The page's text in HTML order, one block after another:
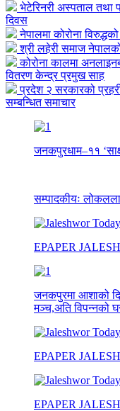
भेटेरिनरी अस्पताल तथा
दिवस
नेपालमा कोरोना
श्री लहेरी समाज
कोरोना कालमा
वितरण केन्द्र प्रमुख साह
प्रदेश २ सरकारको
सम्बन्धित समाचार
जनकपुरधाम–११
सम्पादकीयः
EPAPER
जनकपुरमा आशाको
मञ्च,अति विपन्नको
EPAPER
EPAPER